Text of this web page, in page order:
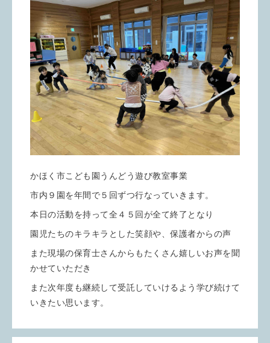
かほく市こども園うんどう遊び教室事業
市内９園を年間で５回ずつ行なっていきます。
本日の活動を持って全４５回が全て終了となり
園児たちのキラキラとした笑顔や、保護者からの声
また現場の保育士さんからもたくさん嬉しいお声を聞
かせていただき
また次年度も継続して受託していけるよう学び続けて
いきたい思います。